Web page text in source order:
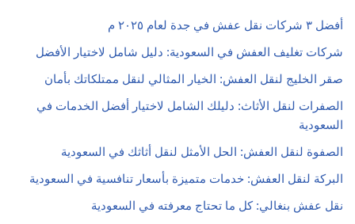
أفضل ٣ شركات نقل عفش في جدة لعام ٢٠٢٥ م
شركات تغليف العفش في السعودية: دليل شامل لاختيار الأفضل
صقر الخليج لنقل العفش: الخيار المثالي لنقل ممتلكاتك بأمان
الصفرات لنقل الأثاث: دليلك الشامل لاختيار أفضل الخدمات في
السعودية
الصفوة لنقل العفش: الحل الأمثل لنقل أثاثك في السعودية
البركة لنقل العفش: خدمات متميزة بأسعار تنافسية في السعودية
نقل عفش بنغالي: كل ما تحتاج معرفته في السعودية